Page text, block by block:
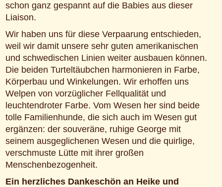
schon ganz gespannt auf die Babies aus dieser
Liaison.
Wir haben uns für diese Verpaarung entschieden,
weil wir damit unsere sehr guten amerikanischen
und schwedischen Linien weiter ausbauen können.
Die beiden Turteltäubchen harmonieren in Farbe,
Körperbau und Winkelungen. Wir erhoffen uns
Welpen von vorzüglicher Fellqualität und
leuchtendroter Farbe. Vom Wesen her sind beide
tolle Familienhunde, die sich auch im Wesen gut
ergänzen: der souveräne, ruhige George mit
seinem ausgeglichenen Wesen und die quirlige,
verschmuste Lütte mit ihrer großen
Menschenbezogenheit.
Ein herzliches Dankeschön an Heike und